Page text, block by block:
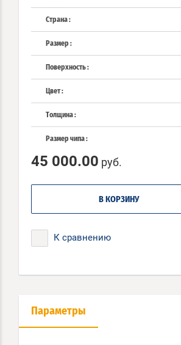
Страна
Размер
Поверхность
Цвет
Толщина
Размер чипа
45 000.00 руб.
В КОРЗИНУ
К сравнению
Параметры